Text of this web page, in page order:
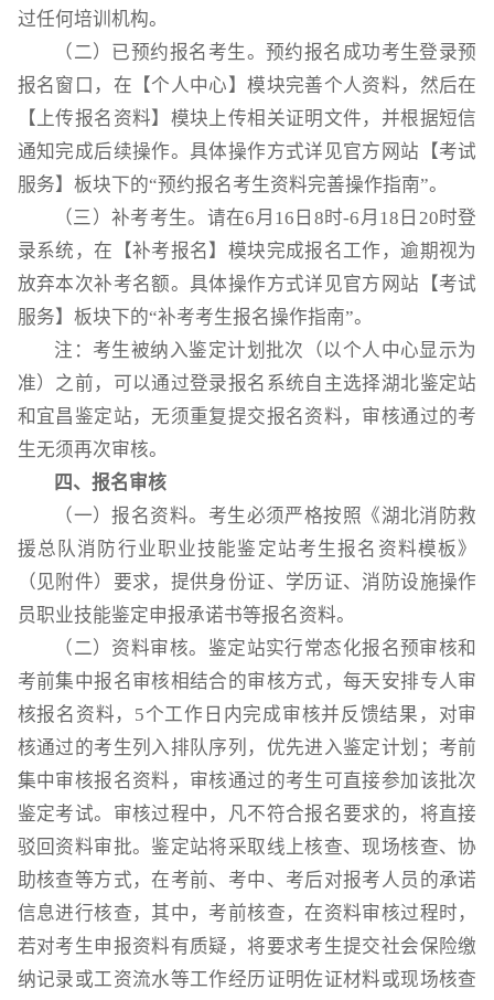
过任何培训机构。
（二）已预约报名考生。预约报名成功考生登录预
报名窗口，在【个人中心】模块完善个人资料，然后在
【上传报名资料】模块上传相关证明文件，并根据短信
通知完成后续操作。具体操作方式详见官方网站【考试
服务】板块下的“预约报名考生资料完善操作指南”。
（三）补考考生。请在6月16日8时-6月18日20时登
录系统，在【补考报名】模块完成报名工作，逾期视为
放弃本次补考名额。具体操作方式详见官方网站【考试
服务】板块下的“补考考生报名操作指南”。
注：考生被纳入鉴定计划批次（以个人中心显示为
准）之前，可以通过登录报名系统自主选择湖北鉴定站
和宜昌鉴定站，无须重复提交报名资料，审核通过的考
生无须再次审核。
四、报名审核
（一）报名资料。考生必须严格按照《湖北消防救
援总队消防行业职业技能鉴定站考生报名资料模板》
（见附件）要求，提供身份证、学历证、消防设施操作
员职业技能鉴定申报承诺书等报名资料。
（二）资料审核。鉴定站实行常态化报名预审核和
考前集中报名审核相结合的审核方式，每天安排专人审
核报名资料，5个工作日内完成审核并反馈结果，对审
核通过的考生列入排队序列，优先进入鉴定计划；考前
集中审核报名资料，审核通过的考生可直接参加该批次
鉴定考试。审核过程中，凡不符合报名要求的，将直接
驳回资料审批。鉴定站将采取线上核查、现场核查、协
助核查等方式，在考前、考中、考后对报考人员的承诺
信息进行核查，其中，考前核查，在资料审核过程时，
若对考生申报资料有质疑，将要求考生提交社会保险缴
纳记录或工资流水等工作经历证明佐证材料或现场核查